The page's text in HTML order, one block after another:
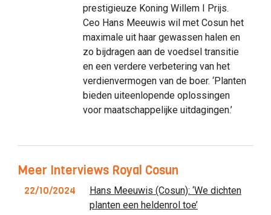
prestigieuze Koning Willem I Prijs.
Ceo Hans Meeuwis wil met Cosun het
maximale uit haar gewassen halen en
zo bijdragen aan de voedsel transitie
en een verdere verbetering van het
verdienvermogen van de boer. ‘Planten
bieden uiteenlopende oplossingen
voor maatschappelijke uitdagingen.’
Meer Interviews Royal Cosun
22/10/2024
Hans Meeuwis (Cosun): ‘We dichten
planten een heldenrol toe’